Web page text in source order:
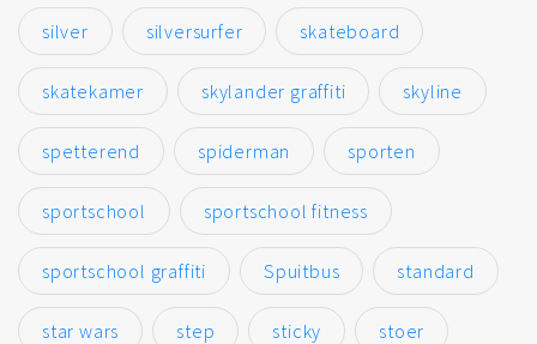
silver silversurfer skateboard
skatekamer skylander graffiti skyline
spetterend spiderman sporten
sportschool sportschool fitness
sportschool graffiti Spuitbus standard
star wars step sticky stoer